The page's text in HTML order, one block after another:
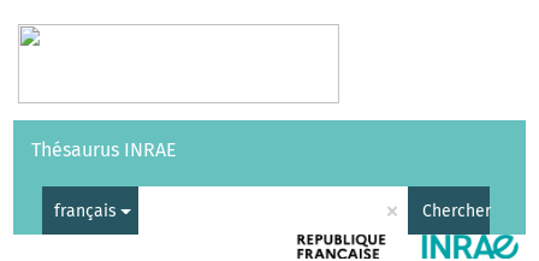
Vocabulaires API
Thésaurus INRAE
français × Chercher